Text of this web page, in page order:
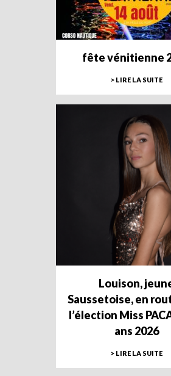
fête vénitienne
> LIRE LA SUITE
Louison,
Saussetoise, en
l’élection Miss
ans 2026
> LIRE LA SUITE